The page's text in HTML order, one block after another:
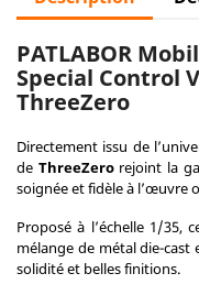
PATLABOR
Special Control
ThreeZero
Directement issu de
de ThreeZerorejoint la
soignée et fidèle à l’œuvre
Proposé à l’échelle 1/35,
mélange de métal die-cast
solidité et belles finitions.